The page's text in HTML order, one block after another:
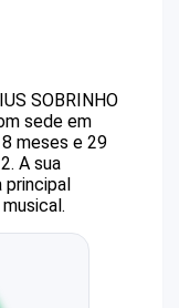
SOBRINHO
sede em
8 meses e 29
A sua
principal